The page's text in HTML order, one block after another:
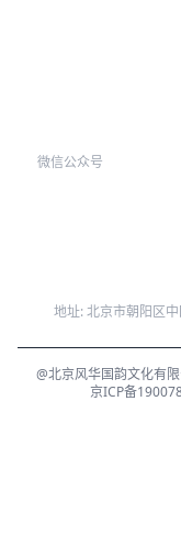
微信公众号
地址: 北京市朝阳区
@北京风华国韵文化有
京ICP备